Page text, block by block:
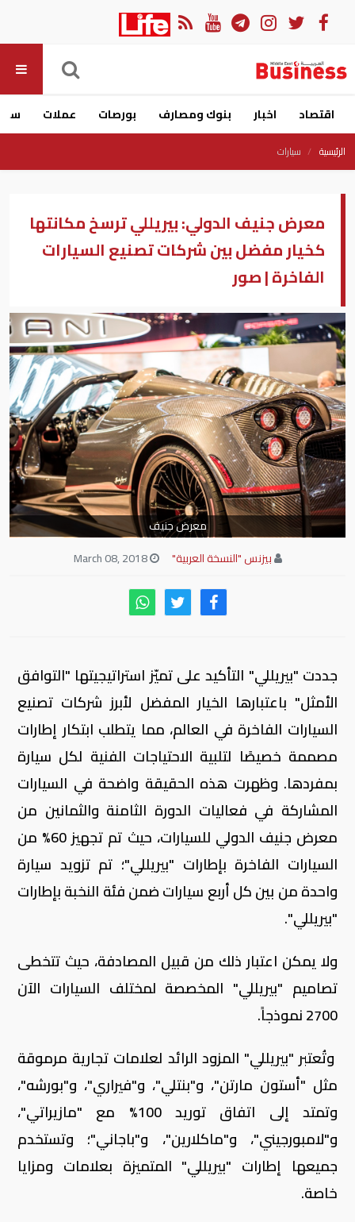
اقتصاد اخبار بنوك ومصارف بورصات عملات
الرئيسية سيارات
معرض جنيف الدولي: بيريللي ترسخ مكانتها
كخيار مفضل بين شركات تصنيع السيارات
الفاخرة ‎| صور
معرض جنيف
بيزنس "النسخة العربية"
March 08, 2018
جددت "بيريللي" التأكيد على تميّز استراتيجيتها "التوافق
الأمثل" باعتبارها الخيار المفضل لأبرز شركات تصنيع
السيارات الفاخرة في العالم، مما يتطلب ابتكار إطارات
مصممة خصيصًا لتلبية الاحتياجات الفنية لكل سيارة
بمفردها. وظهرت هذه الحقيقة واضحة في السيارات
المشاركة في فعاليات الدورة الثامنة والثمانين من
معرض جنيف الدولي للسيارات، حيث تم تجهيز 60% من
السيارات الفاخرة بإطارات "بيريللي"؛ تم تزويد سيارة
واحدة من بين كل أربع سيارات ضمن فئة النخبة بإطارات
"بيريللي".
ولا يمكن اعتبار ذلك من قبيل المصادفة، حيث تتخطى
تصاميم "بيريللي" المخصصة لمختلف السيارات الآن
2700 نموذجاً.
وتُعتبر "بيريللي" المزود الرائد لعلامات تجارية مرموقة
مثل "أستون مارتن"، و"بنتلي"، و"فيراري"، و"بورشه"،
وتمتد إلى اتفاق توريد 100% مع "مازيراتي"،
و"لامبورجيني"، و"ماكلارين"، و"باجاني"؛ وتستخدم
جميعها إطارات "بيريللي" المتميزة بعلامات ومزايا
خاصة.